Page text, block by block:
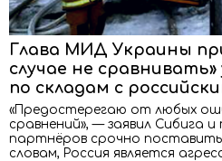
Глава МИД Украины
случае не
по складам с
«Предостерегаю от любых
сравнений», — заявил Сибига
партнёров срочно
словам, Россия является